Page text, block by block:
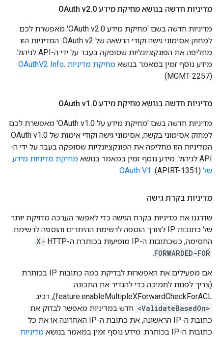
מדיניות חדשה בנושא מחיקת מידע OAuth v2 .0
מדיניות חדשה בשם 'מחיקת מידע OAuth v2.0' מאפשרת לכם
למחוק אסימוני גישה וקודי הרשאה של OAuth v2. המדיניות הזו
מחליפה את הפונקציונליות שסופקה בעבר על ידי ה-API לניהול.
מידע נוסף זמין במאמר בנושא מחיקת מדיניות OAuthV2 Info .
(MGMT-2257)
מדיניות חדשה בנושא מחיקת מידע OAuth v1 .0
מדיניות חדשה בשם 'מחיקת מידע על OAuth v1.0' מאפשרת לכם
למחוק אסימוני בקשה, אסימוני גישה וקודי אימות של OAuth v1.0.
המדיניות הזו מחליפה את הפונקציונליות שסופקה בעבר על ידי ה-
API לניהול. מידע נוסף זמין במאמר בנושא
מחיקת מדיניות מידע
של OAuth V1 . (APIRT-1351)
מדיניות בקרת גישה
שדרגנו את מדיניות בקרת הגישה כדי לאפשר הערכה מדויקת יותר
של כתובות IP לצורך הוספה לרשימת ההיתרים והוספה לרשימת
החסימה, כשכתובות ה-IP מופיעות בכותרת ה-HTTP‏
X-
FORWARDED-FOR
.
אם מפעילים את האפשרות לבדיקת כמה כתובות IP בכותרת
(צריך לפנות לתמיכה כדי להגדיר את התכונה
feature.enableMultipleXForwardCheckForACL), רכיב
<ValidateBasedOn> חדש במדיניות מאפשר לבדוק את
כתובת ה-IP הראשונה, את כתובת ה-IP האחרונה או את כל
כתובות ה-IP בכותרת. מידע נוסף זמין במאמר בנושא
מדיניות